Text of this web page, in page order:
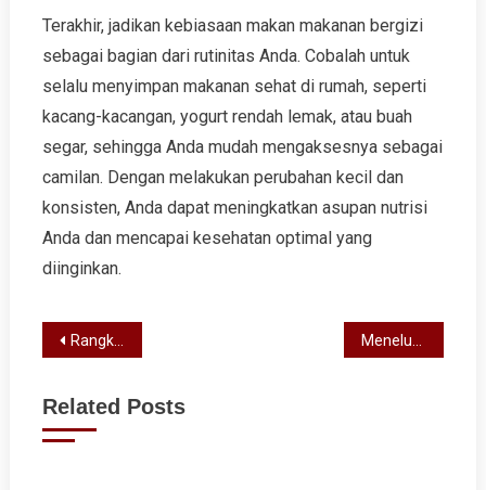
Terakhir, jadikan kebiasaan makan makanan bergizi
sebagai bagian dari rutinitas Anda. Cobalah untuk
selalu menyimpan makanan sehat di rumah, seperti
kacang-kacangan, yogurt rendah lemak, atau buah
segar, sehingga Anda mudah mengaksesnya sebagai
camilan. Dengan melakukan perubahan kecil dan
konsisten, Anda dapat meningkatkan asupan nutrisi
Anda dan mencapai kesehatan optimal yang
diinginkan.
Post
Rangkuman Berita Terkini: Menyelami Dunia Informasi Terbaru
Related Posts